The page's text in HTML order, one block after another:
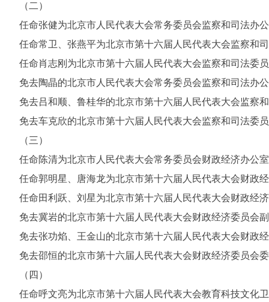
（二）
任命张健为北京市人民代表大会常务委员会监察和司法办
任命常卫、张燕平为北京市第十六届人民代表大会监察和
任命肖志刚为北京市第十六届人民代表大会监察和司法委
免去陶晶的北京市人民代表大会常务委员会监察和司法办
免去吕和顺、鲁桂华的北京市第十六届人民代表大会监察和
免去车克欣的北京市第十六届人民代表大会监察和司法委
（三）
任命陈清为北京市人民代表大会常务委员会财政经济办公
任命郭明星、唐海龙为北京市第十六届人民代表大会财政
任命田利跃、刘星为北京市第十六届人民代表大会财政经
免去冀岩的北京市第十六届人民代表大会财政经济委员会
免去张功焰、王金山的北京市第十六届人民代表大会财政经
免去邵恒的北京市第十六届人民代表大会财政经济委员会
（四）
任命呼文亮为北京市第十六届人民代表大会教育科技文化